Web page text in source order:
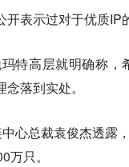
表示过对于优质IP
特高层就明确称，
落到实处。
心总裁袁俊杰透露
只。